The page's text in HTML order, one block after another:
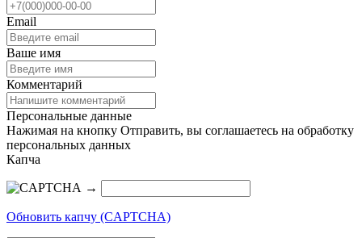
Email
Ваше имя
Комментарий
Персональные данные
Нажимая на кнопку Отправить, вы соглашаетесь на обработку
персональных данных
Капча
→
Обновить капчу (CAPTCHA)